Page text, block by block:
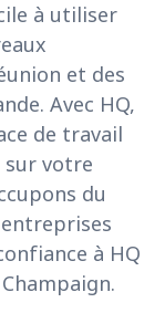
à utiliser
et des
Avec HQ,
de travail
sur votre
du
à HQ